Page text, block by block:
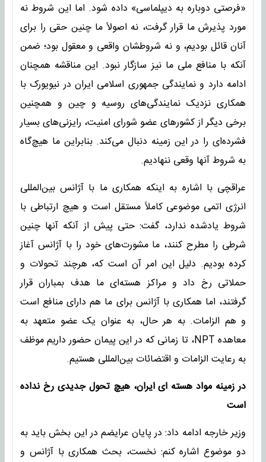
«فرصتی دوباره به دیپلماسی» داده شود. اما این شروط نه
مورد پذیرش ما قرار گرفت، نه اصولاً ما چنین حقی را برای
آنان قائل بودیم، و نه شروطشان واقعی و معقول بود؛ ضمن
آنکه با منافع ملی ما نیز سازگار نبود. این مناقشه همچنان
ادامه دارد و نمایندگی جمهوری اسلامی ایران در نیویورک با
همکاری نزدیک نمایندگی‌های روسیه و چین و همچنین
برخی دیگر از کشورهای عضو شورای امنیت، رایزنی‌های بسیار
فشرده‌ای را در این زمینه دنبال می‌کند. بنابراین ما هیچ‌گاه
به شروط آنها وقعی ننهادیم.
عراقچی با اشاره به اینکه همکاری ما با آژانس بین‌المللی
انرژی اتمی موضوعی کاملاً مستقل است و هیچ ارتباطی با
شروط یادشده ندارد، گفت: حتی پیش از آنکه آنها چنین
شرطی را مطرح کنند، ما مشورت‌های خود را با آژانس آغاز
کرده بودیم. دلیل این امر آن است که، هرچند تحولات و
حملاتی رخ داد و مراکز هسته‌ای ما هدف بمباران قرار
گرفتند، اما همکاری با آژانس برای ما هم دارای منافع است
و هم الزامات. به هر حال، به عنوان یک عضو متعهد به
معاهده NPT، تا زمانی که در این پیمان حضور داریم موظف
به رعایت الزامات و اقتضائات بین‌المللی هستیم.
در زمینه مواد هسته ای ایران، هیچ تحول جدیدی رخ نداده
است
وزیر خارجه ادامه داد: در پایان عرایضم در این بخش باید به
دو موضوع اشاره کنم: نخست، بحث همکاری با آژانس و